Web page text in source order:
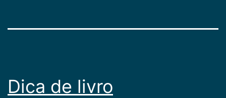
Dica de livro